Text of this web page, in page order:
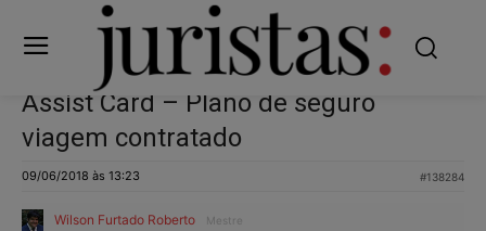
Assist Card – Plano de seguro
viagem contratado
09/06/2018 às 13:23 #138284
Wilson Furtado Roberto Mestre